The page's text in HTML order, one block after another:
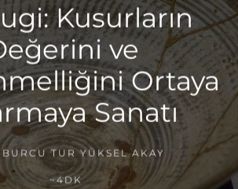
Kusurların
ve
Ortaya
Sanatı
BURCU TUR YÜKSEL AKAY
~4DK